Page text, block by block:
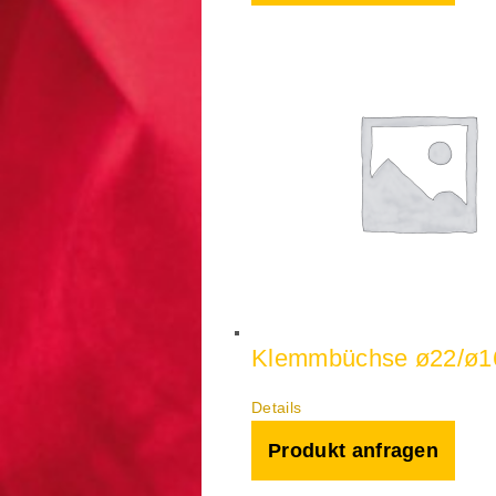
Klemmbüchse ø22/
Details
Produkt anfragen